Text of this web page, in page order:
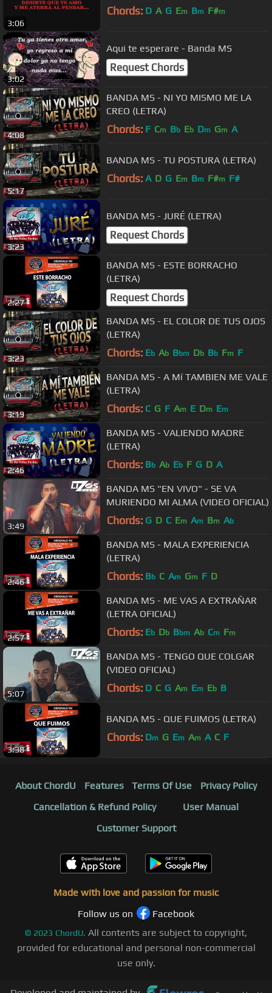
3:06
Chords: D A G Em Bm F#m
3:02
Aqui te esperare - Banda MS
Request Chords
4:08
BANDA MS - NI YO MISMO ME LA
CREO (LETRA)
Chords: F Cm Bb Eb Dm Gm A
5:17
BANDA MS - TU POSTURA (LETRA)
Chords: A D G Em Bm F#m F#
3:23
BANDA MS - JURÉ (LETRA)
Request Chords
2:27
BANDA MS - ESTE BORRACHO
(LETRA)
Request Chords
3:23
BANDA MS - EL COLOR DE TUS OJOS
(LETRA)
Chords: Eb Ab Bbm Db Bb Fm F
3:19
BANDA MS - A Mí TAMBIEN ME VALE
(LETRA)
Chords: C G F Am E Dm Em
2:46
BANDA MS - VALIENDO MADRE
(LETRA)
Chords: Bb Ab Eb F G D A
3:49
BANDA MS "EN VIVO" - SE VA
MURIENDO MI ALMA (VIDEO OFICIAL)
Chords: G D C Em Am Bm Ab
2:46
BANDA MS - MALA EXPERIENCIA
(LETRA)
Chords: Bb C Am Gm F D
2:57
BANDA MS - ME VAS A EXTRAÑAR
(LETRA OFICIAL)
Chords: Eb Db Bbm Ab Cm Fm
5:07
BANDA MS - TENGO QUE COLGAR
(VIDEO OFICIAL)
Chords: D C G Am Em Eb B
3:38
BANDA MS - QUE FUIMOS (LETRA)
Chords: Dm G Em Am A C F
About ChordU Features Terms Of Use
Privacy Policy
Cancellation & Refund Policy
User Manual
Customer Support
Made with love and passion for music
Follow us on
Facebook
© 2023 ChordU. All contents are subject to copyright,
provided for educational and personal non-commercial
use only.